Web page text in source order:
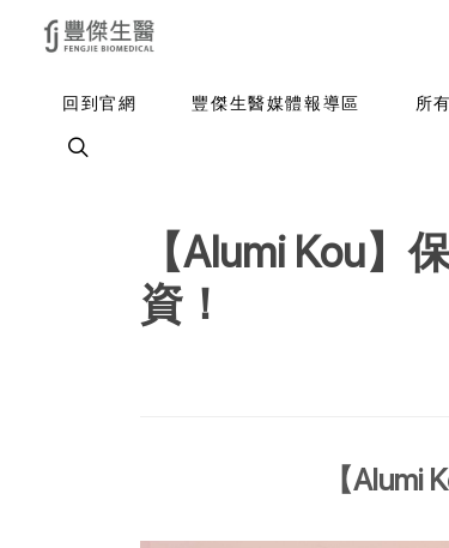
回到官網 豐傑生醫媒體報導區 所
【Alumi Kou
資！
【